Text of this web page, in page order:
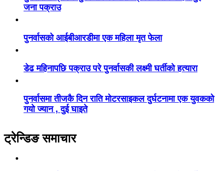
जना पक्राउ
पुनर्वासको आईबीआरडीमा एक महिला मृत फेला
डेढ महिनापछि पक्राउ परे पुनर्वासकी लक्ष्मी घर्तीको हत्यारा
पुनर्वासमा तीजकै दिन राति मोटरसाइकल दुर्घटनामा एक युवकको
गयो ज्यान , दुई घाइते
ट्रेन्डिङ समाचार